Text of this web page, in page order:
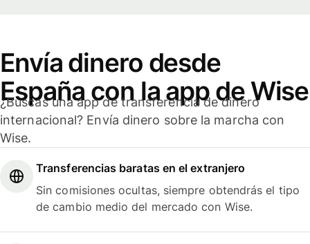
Envía dinero desde
España con la app de Wise
¿Buscas una app de transferencia de dinero
internacional? Envía dinero sobre la marcha con
Wise.
Transferencias baratas en el extranjero
Sin comisiones ocultas, siempre obtendrás el tipo
de cambio medio del mercado con Wise.